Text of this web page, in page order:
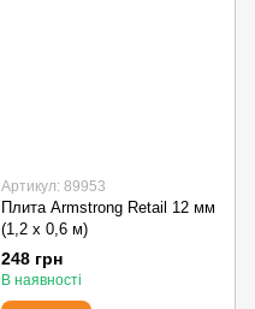
Артикул: 89953
Плита Armstrong Retail 12 мм
(1,2 х 0,6 м)
248 грн
В наявності